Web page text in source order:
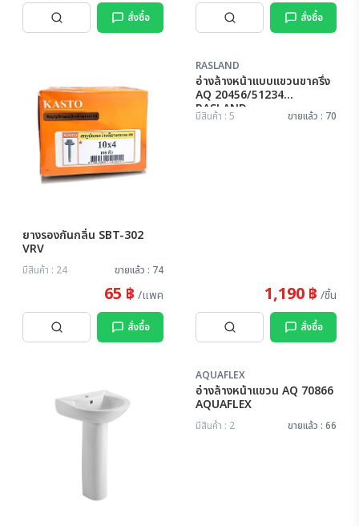
สั่งซื้อ สั่งซื้อ
ยางรองกันกลิ่น SBT-302
VRV
มีสินค้า : 24 ขายแล้ว : 74
65 ฿ /แพค
สั่งซื้อ
RASLAND
อ่างล้างหน้าแบบแขวนขาครึ่ง
AQ 20456/51234
RASLAND
มีสินค้า : 5 ขายแล้ว : 70
1,190 ฿ /ชิ้น
สั่งซื้อ
AQUAFLEX
อ่างล้างหน้าแขวน AQ 70866
AQUAFLEX
มีสินค้า : 2 ขายแล้ว : 66